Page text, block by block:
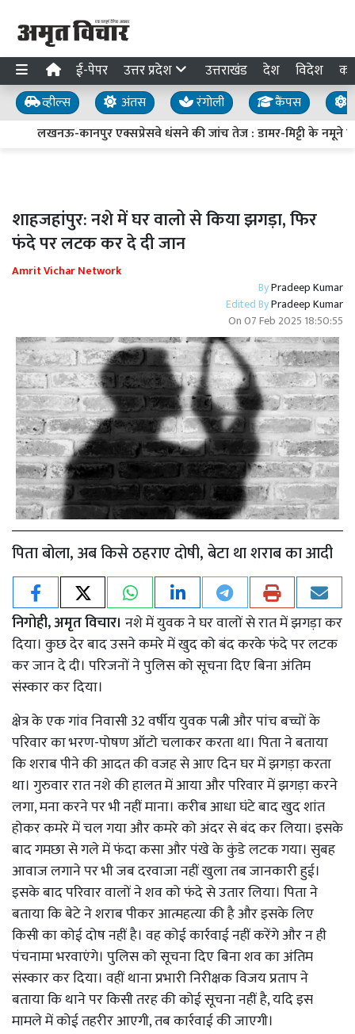
ई-पेपर उत्तर प्रदेश उत्तराखंड देश विदेश
व्हील्स अंतस रंगोली कैंपस
लखनऊ-कानपुर एक्सप्रेसवे धंसने की जांच तेज : डामर-मिट्टी के नमूने
शाहजहांपुर: नशे में घर वालो से किया झगड़ा, फिर
फंदे पर लटक कर दे दी जान
Amrit Vichar Network
ByPradeep Kumar
Edited ByPradeep Kumar
On07 Feb 2025 18:50:55
पिता बोला, अब किसे ठहराए दोषी, बेटा था शराब का आदी
निगोही, अमृत विचार। नशे में युवक ने घर वालों से रात में झगड़ा कर
दिया। कुछ देर बाद उसने कमरे में खुद को बंद करके फंदे पर लटक
कर जान दे दी। परिजनों ने पुलिस को सूचना दिए बिना अंतिम
संस्कार कर दिया।
क्षेत्र के एक गांव निवासी 32 वर्षीय युवक पत्नी और पांच बच्चों के
परिवार का भरण-पोषण ऑटो चलाकर करता था। पिता ने बताया
कि शराब पीने की आदत की वजह से आए दिन घर में झगड़ा करता
था। गुरुवार रात नशे की हालत में आया और परिवार में झगड़ा करने
लगा, मना करने पर भी नहीं माना। करीब आधा घंटे बाद खुद शांत
होकर कमरे में चल गया और कमरे को अंदर से बंद कर लिया। इसके
बाद गमछा से गले में फंदा कसा और पंखे के कुंडे लटक गया। सुबह
आवाज लगाने पर भी जब दरवाजा नहीं खुला तब जानकारी हुई।
इसके बाद परिवार वालों ने शव को फंदे से उतार लिया। पिता ने
बताया कि बेटे ने शराब पीकर आत्महत्या की है और इसके लिए
किसी का कोई दोष नहीं है। वह कोई कार्रवाई नहीं करेंगे और न ही
पंचनामा भरवाएंगे। पुलिस को सूचना दिए बिना शव का अंतिम
संस्कार कर दिया। वहीं थाना प्रभारी निरीक्षक विजय प्रताप ने
बताया कि थाने पर किसी तरह की कोई सूचना नहीं है, यदि इस
मामले में कोई तहरीर आएगी, तब कार्रवाई की जाएगी।